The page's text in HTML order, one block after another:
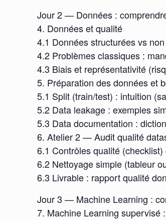
Jour 2 — Données :
4. Données et qualité
4.1 Données structurées vs
4.2 Problèmes classiques :
4.3 Biais et représentativité
5. Préparation des données et
5.1 Split (train/test) : intuition
5.2 Data leakage : exemples
5.3 Data documentation :
6. Atelier 2 — Audit qualité
6.1 Contrôles qualité
6.2 Nettoyage simple (tableur
6.3 Livrable : rapport qualité
Jour 3 — Machine Learning :
7. Machine Learning supervisé